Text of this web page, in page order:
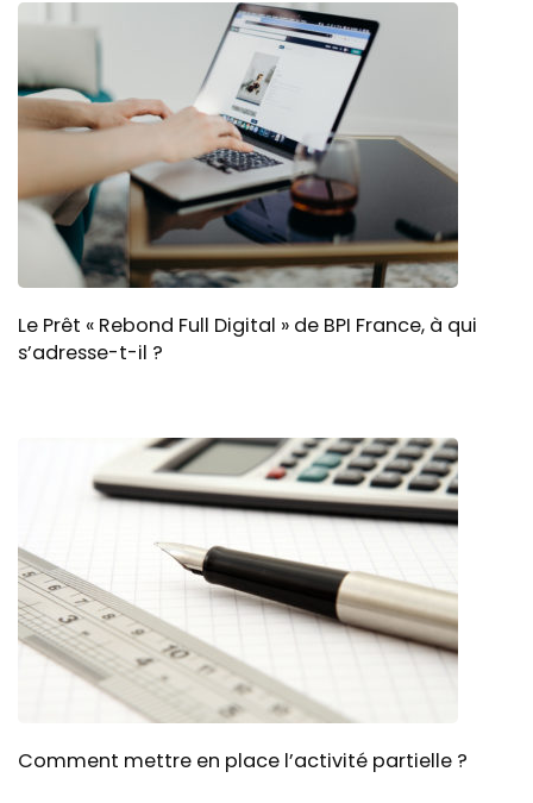
Le Prêt « Rebond Full Digital » de BPI France, à qui
s’adresse-t-il ?
Comment mettre en place l’activité partielle ?